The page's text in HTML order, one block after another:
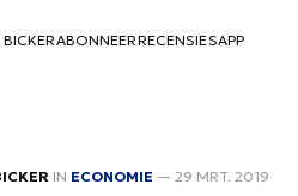
ABONNEERRECENSIESAPP
IN ECONOMIE — 29 MRT. 2019